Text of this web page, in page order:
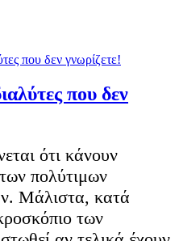
που δεν
ότι κάνουν
πολύτιμων
Μάλιστα, κατά
των